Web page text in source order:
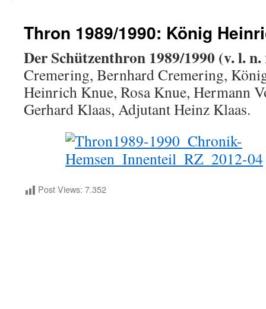
Thron 1989/1990: König
Der Schützenthron 1989/1990 (v. l.
Cremering, Bernhard Cremering,
Heinrich Knue, Rosa Knue, Hermann
Gerhard Klaas, Adjutant Heinz Klaas.
Post Views: 7.352